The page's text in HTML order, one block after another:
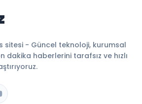
sitesi - Güncel teknoloji, kurumsal
dakika haberlerini tarafsız ve hızlı